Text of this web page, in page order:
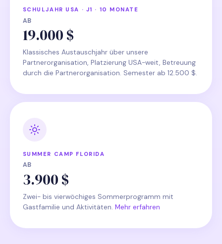
SCHULJAHR USA · J1 · 10 MONATE
AB
19.000 $
Klassisches Austauschjahr über unsere
Partnerorganisation, Platzierung USA-weit, Betreuung
durch die Partnerorganisation. Semester ab 12.500 $.
SUMMER CAMP FLORIDA
AB
3.900 $
Zwei- bis vierwöchiges Sommerprogramm mit
Gastfamilie und Aktivitäten. Mehr erfahren